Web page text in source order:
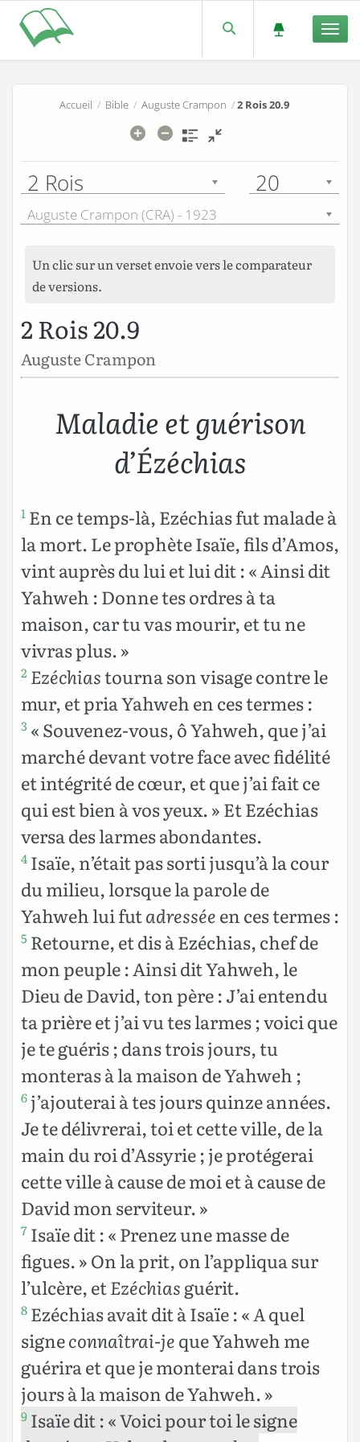
Accueil / Bible /Auguste Crampon /2 Rois 20.9
2 Rois 20
Auguste Crampon (CRA) - 1923
Un clic sur un verset envoie vers le comparateur
de versions.
2 Rois 20.9
Auguste Crampon
Maladie et guérison
d’Ézéchias
1 En ce temps-là, Ezéchias fut malade à
la mort. Le prophète Isaïe, fils d’Amos,
vint auprès du lui et lui dit : « Ainsi dit
Yahweh : Donne tes ordres à ta
maison, car tu vas mourir, et tu ne
vivras plus. »
2 Ezéchiastourna son visage contre le
mur, et pria Yahweh en ces termes :
3 « Souvenez-vous, ô Yahweh, que j’ai
marché devant votre face avec fidélité
et intégrité de cœur, et que j’ai fait ce
qui est bien à vos yeux. » Et Ezéchias
versa des larmes abondantes.
4 Isaïe, n’était pas sorti jusqu’à la cour
du milieu, lorsque la parole de
Yahweh lui futadresséeen ces termes :
5 Retourne, et dis à Ezéchias, chef de
mon peuple : Ainsi dit Yahweh, le
Dieu de David, ton père : J’ai entendu
ta prière et j’ai vu tes larmes ; voici que
je te guéris ; dans trois jours, tu
monteras à la maison de Yahweh ;
6 j’ajouterai à tes jours quinze années.
Je te délivrerai, toi et cette ville, de la
main du roi d’Assyrie ; je protégerai
cette ville à cause de moi et à cause de
David mon serviteur. »
7 Isaïe dit : « Prenez une masse de
figues. » On la prit, on l’appliqua sur
l’ulcère, etEzéchiasguérit.
8 Ezéchias avait dit à Isaïe : «Aquel
signeconnaîtrai-jeque Yahweh me
guérira et que je monterai dans trois
jours à la maison de Yahweh. »
9 Isaïe dit : « Voici pour toi le signe